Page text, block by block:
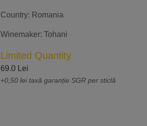
Country: Romania
Winemaker: Tohani
Limited Quantity
69.0 Lei
+0,50 lei taxă garanție SGR per sticlă